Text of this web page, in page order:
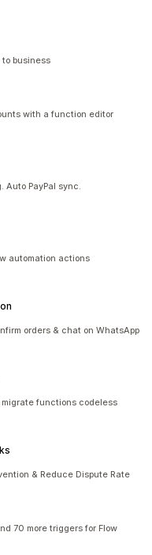
business
with a function editor
Auto PayPal sync.
automation actions
orders & chat on WhatsApp
functions codeless
& Reduce Dispute Rate
70 more triggers for Flow